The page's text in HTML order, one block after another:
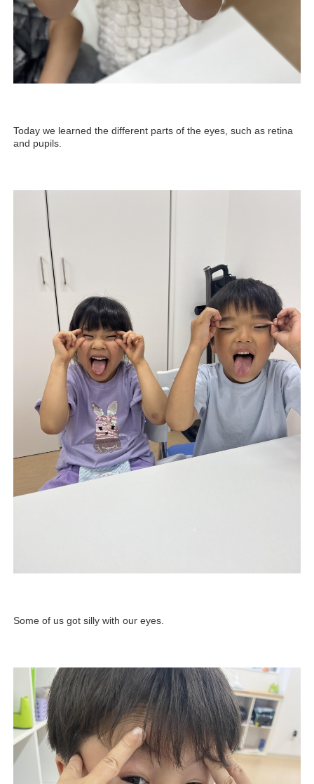
Today we learned the different parts of the eyes, such as retina
and pupils.
Some of us got silly with our eyes.